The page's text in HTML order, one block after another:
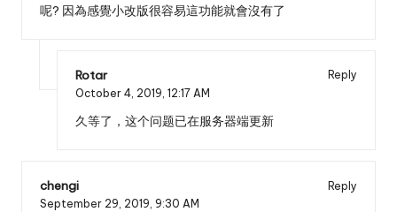
呢? 因為感覺小改版很容易這功能就會沒有了
Rotar
Reply
October 4, 2019, 12:17 AM
久等了，这个问题已在服务器端更新
chengi
Reply
September 29, 2019, 9:30 AM